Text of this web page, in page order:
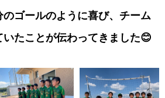
ゴールのように喜び、チーム
たことが伝わってきました😊